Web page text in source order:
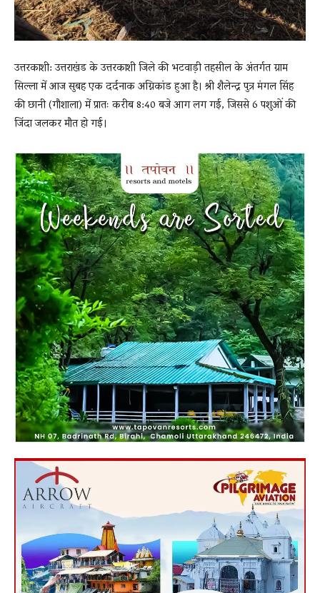
उत्तरकाशी: उत्तराखंड के उत्तरकाशी जिले की भटवाड़ी तहसील के अंतर्गत ग्राम
सिल्ला में आज सुबह एक दर्दनाक अग्निकांड हुआ है। श्री शैलेन्द्र पुत्र मंगल सिंह
की छानी (गौशाला) में प्रातः करीब 8:40 बजे आग लग गई, जिससे 6 पशुओं की
जिंदा जलकर मौत हो गई।